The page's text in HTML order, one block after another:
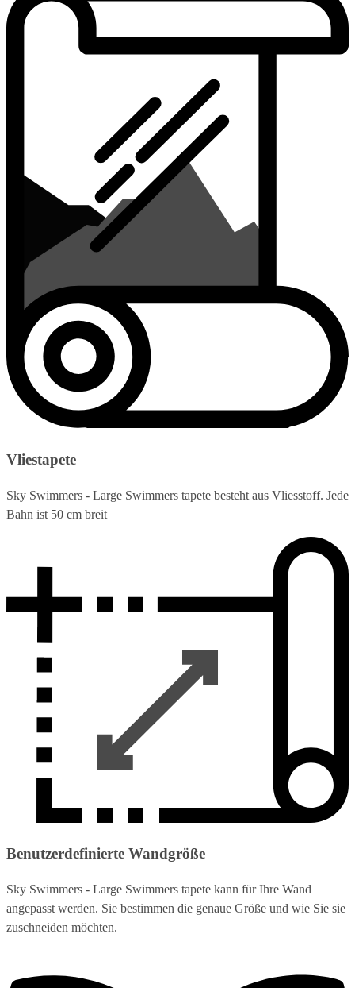
Vliestapete
Sky Swimmers - Large Swimmers tapete besteht aus Vliesstoff. Jede
Bahn ist 50 cm breit
Benutzerdefinierte Wandgröße
Sky Swimmers - Large Swimmers tapete kann für Ihre Wand
angepasst werden. Sie bestimmen die genaue Größe und wie Sie sie
zuschneiden möchten.